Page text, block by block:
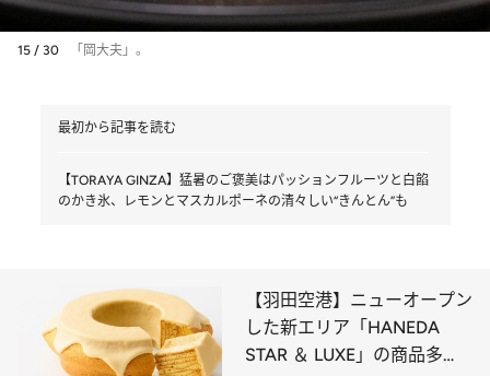
15 / 30 「岡大夫」。
最初から記事を読む
【TORAYA GINZA】猛暑のご褒美はパッションフルーツと白餡
のかき氷、レモンとマスカルポーネの清々しい“きんとん”も
【羽田空港】ニューオープン
した新エリア「HANEDA
STAR ＆ LUXE」の商品多